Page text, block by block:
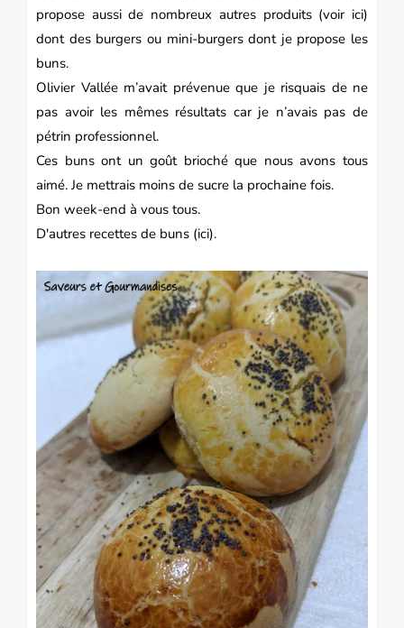
propose aussi de nombreux autres produits (voir ici)
dont des burgers ou mini-burgers dont je propose les
buns.
Olivier Vallée m’avait prévenue que je risquais de ne
pas avoir les mêmes résultats car je n’avais pas de
pétrin professionnel.
Ces buns ont un goût brioché que nous avons tous
aimé. Je mettrais moins de sucre la prochaine fois.
Bon week-end à vous tous.
D'autres recettes de buns (ici).